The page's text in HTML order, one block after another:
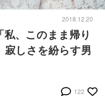
2018.12.20
、このまま帰り
しさを紛らす男
122